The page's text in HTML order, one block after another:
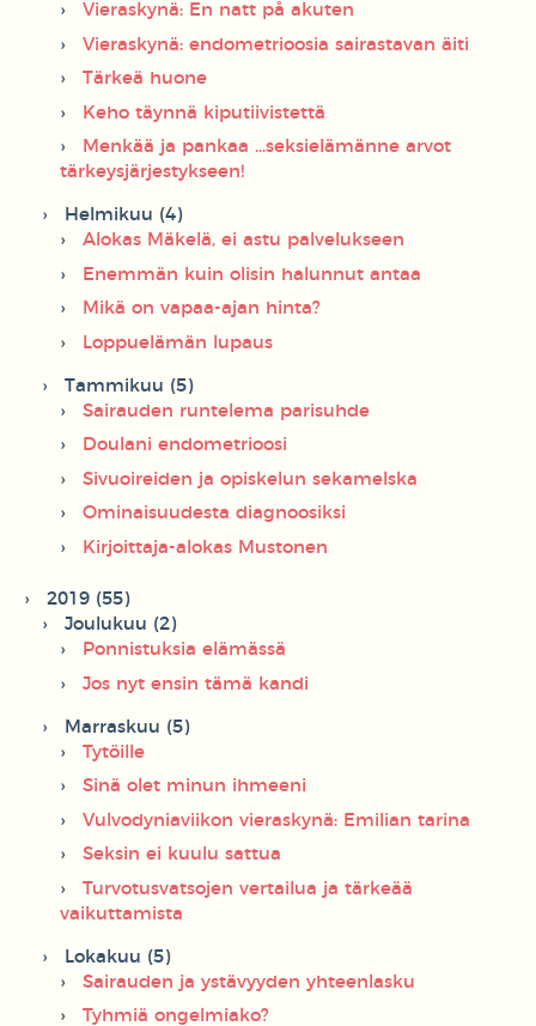
Vieraskynä: En natt på akuten
Vieraskynä: endometrioosia sairastavan äiti
Tärkeä huone
Keho täynnä kiputiivistettä
Menkää ja pankaa ...seksielämänne arvot
tärkeysjärjestykseen!
Helmikuu (4)
Alokas Mäkelä, ei astu palvelukseen
Enemmän kuin olisin halunnut antaa
Mikä on vapaa-ajan hinta?
Loppuelämän lupaus
Tammikuu (5)
Sairauden runtelema parisuhde
Doulani endometrioosi
Sivuoireiden ja opiskelun sekamelska
Ominaisuudesta diagnoosiksi
Kirjoittaja-alokas Mustonen
2019 (55)
Joulukuu (2)
Ponnistuksia elämässä
Jos nyt ensin tämä kandi
Marraskuu (5)
Tytöille
Sinä olet minun ihmeeni
Vulvodyniaviikon vieraskynä: Emilian tarina
Seksin ei kuulu sattua
Turvotusvatsojen vertailua ja tärkeää
vaikuttamista
Lokakuu (5)
Sairauden ja ystävyyden yhteenlasku
Tyhmiä ongelmiako?